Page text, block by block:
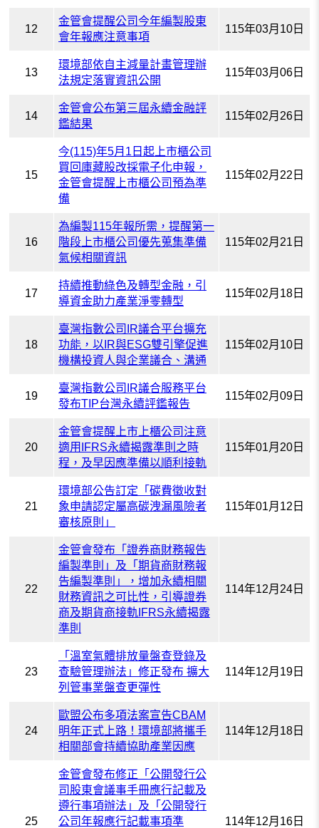
12
金管會提醒公司今年編製股東
會年報應注意事項
115年03月10日
13
環境部依自主減量計畫管理辦
法規定落實資訊公開
115年03月06日
14
金管會公布第三屆永續金融評
鑑結果
115年02月26日
15
今(115)年5月1日起上市櫃公司
買回庫藏股改採電子化申報，
金管會提醒上市櫃公司預為準
備
115年02月22日
16
為編製115年報所需，提醒第一
階段上市櫃公司優先蒐集準備
氣候相關資訊
115年02月21日
17
持續推動綠色及轉型金融，引
導資金助力產業淨零轉型
115年02月18日
18
臺灣指數公司IR議合平台擴充
功能，以IR與ESG雙引擎促進
機構投資人與企業議合、溝通
115年02月10日
19
臺灣指數公司IR議合服務平台
發布TIP台灣永續評鑑報告
115年02月09日
20
金管會提醒上市上櫃公司注意
適用IFRS永續揭露準則之時
程，及早因應準備以順利接軌
115年01月20日
21
環境部公告訂定「碳費徵收對
象申請認定屬高碳洩漏風險者
審核原則」
115年01月12日
22
金管會發布「證券商財務報告
編製準則」及「期貨商財務報
告編製準則」，增加永續相關
財務資訊之可比性，引導證券
商及期貨商接軌IFRS永續揭露
準則
114年12月24日
23
「溫室氣體排放量盤查登錄及
查驗管理辦法」修正發布 擴大
列管事業盤查更彈性
114年12月19日
24
歐盟公布多項法案宣告CBAM
明年正式上路！環境部將攜手
相關部會持續協助產業因應
114年12月18日
25
金管會發布修正「公開發行公
司股東會議事手冊應行記載及
遵行事項辦法」及「公開發行
公司年報應行記載事項準
114年12月16日